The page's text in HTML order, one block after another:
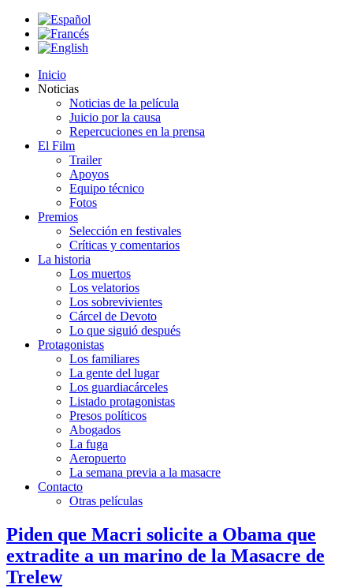
Inicio
Noticias
Noticias de la película
Juicio por la causa
Repercuciones en la prensa
El Film
Trailer
Apoyos
Equipo técnico
Fotos
Premios
Selección en festivales
Críticas y comentarios
La historia
Los muertos
Los velatorios
Los sobrevivientes
Cárcel de Devoto
Lo que siguió después
Protagonistas
Los familiares
La gente del lugar
Los guardiacárceles
Listado protagonistas
Presos políticos
Abogados
La fuga
Aeropuerto
La semana previa a la masacre
Contacto
Otras películas
Piden que Macri solicite a Obama que
extradite a un marino de la Masacre de
Trelew